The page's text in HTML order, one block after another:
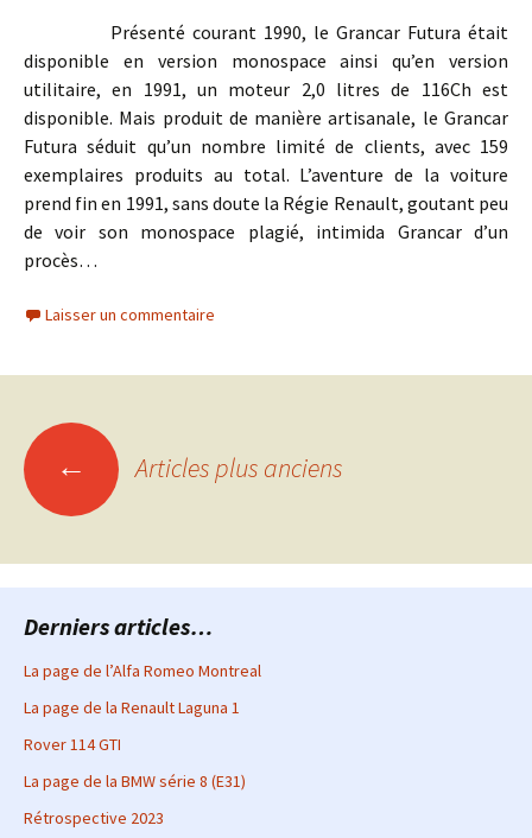
Présenté courant 1990, le Grancar Futura était
disponible en version monospace ainsi qu’en version
utilitaire, en 1991, un moteur 2,0 litres de 116Ch est
disponible. Mais produit de manière artisanale, le Grancar
Futura séduit qu’un nombre limité de clients, avec 159
exemplaires produits au total. L’aventure de la voiture
prend fin en 1991, sans doute la Régie Renault, goutant peu
de voir son monospace plagié, intimida Grancar d’un
procès…
Laisser un commentaire
Navigation
des
articles
← Articles plus anciens
Derniers articles…
La page de l’Alfa Romeo Montreal
La page de la Renault Laguna 1
Rover 114 GTI
La page de la BMW série 8 (E31)
Rétrospective 2023